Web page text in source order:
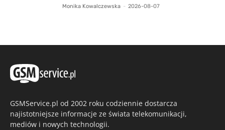
Monika Kowalczewska - 2026-08-07
GSMService.pl od 2002 roku codziennie dostarcza
najistotniejsze informacje ze świata telekomunikacji,
mediów i nowych technologii.